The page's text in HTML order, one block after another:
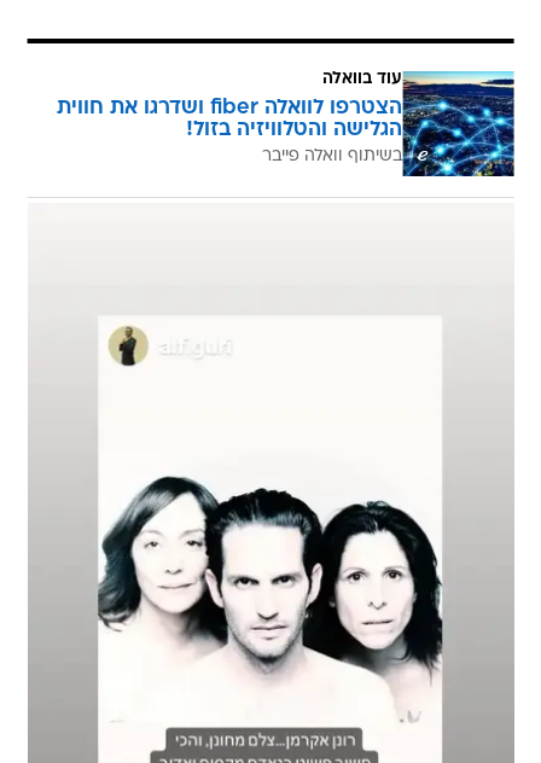
עוד בוואלה
הצטרפו לוואלה fiber ושדרגו את חווית
הגלישה והטלוויזיה בזול!
בשיתוף וואלה פייבר